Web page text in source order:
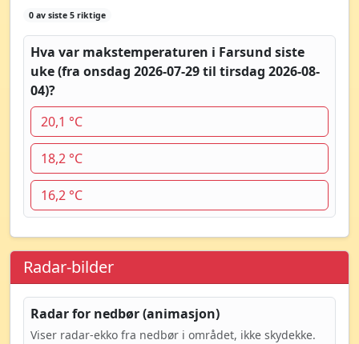
0 av siste 5 riktige
Hva var makstemperaturen i Farsund siste
uke (fra onsdag 2026-07-29 til tirsdag 2026-08-
04)?
20,1 °C
18,2 °C
16,2 °C
Radar-bilder
Radar for nedbør (animasjon)
Viser radar-ekko fra nedbør i området, ikke skydekke.